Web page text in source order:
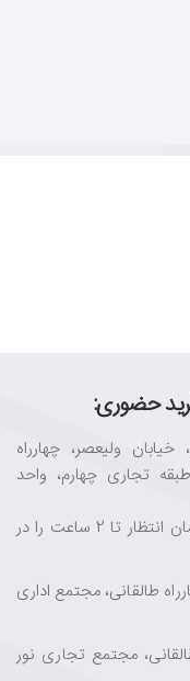
حضوری:
خیابان ولیعصر، چهارراه
تجاری چهارم، واحد
(به علت حجم بالای سفارشات، حتما زمان انتظار تا 2 ساعت را در
طالقانی، مجتمع اداری
مجتمع تجاری نور